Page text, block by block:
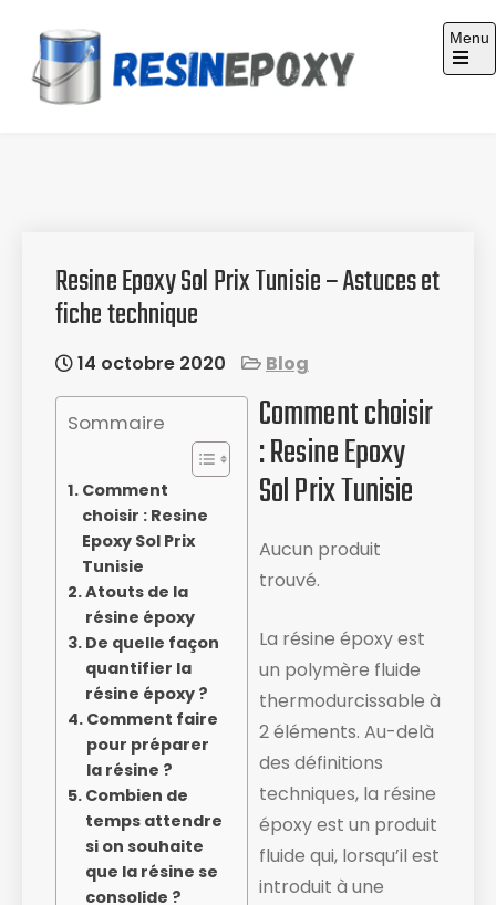
content
Menu
Resine Epoxy Sol Prix Tunisie – Astuces et
fiche technique
14 octobre 2020 Blog
Sommaire
Comment
choisir : Resine
Epoxy Sol Prix
Tunisie
Atouts de la
résine époxy
De quelle façon
quantifier la
résine époxy ?
Comment faire
pour préparer
la résine ?
Combien de
temps attendre
si on souhaite
que la résine se
consolide ?
Comment choisir
: Resine Epoxy
Sol Prix Tunisie
Aucun produit
trouvé.
La résine époxy est
un polymère fluide
thermodurcissable à
2 éléments. Au-delà
des définitions
techniques, la résine
époxy est un produit
fluide ​qui, lorsqu’il est
introduit à une